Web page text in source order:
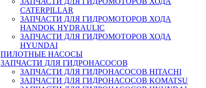
CATERPILLAR
ЗАПЧАСТИ ДЛЯ ГИДРОМОТОРОВ ХОДА
HANDOK HYDRAULIC
ЗАПЧАСТИ ДЛЯ ГИДРОМОТОРОВ ХОДА
HYUNDAI
ПИЛОТНЫЕ НАСОСЫ
ЗАПЧАСТИ ДЛЯ ГИДРОНАСОСОВ
ЗАПЧАСТИ ДЛЯ ГИДРОНАСОСОВ HITACHI
ЗАПЧАСТИ ДЛЯ ГИДРОНАСОСОВ KOMATSU